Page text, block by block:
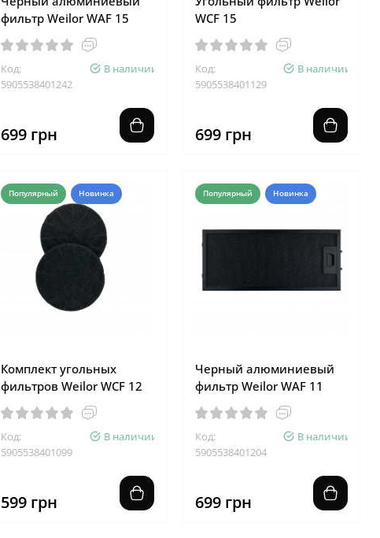
фильтр Weilor WAF 15
Код:
5905538401242
В наличии
699 грн
WCF 15
Код:
5905538401129
В наличии
699 грн
Популярный Новинка
Комплект угольных
фильтров Weilor WCF 12
Код:
5905538401099
В наличии
599 грн
Популярный Новинка
Черный алюминиевый
фильтр Weilor WAF 11
Код:
5905538401204
В наличии
699 грн